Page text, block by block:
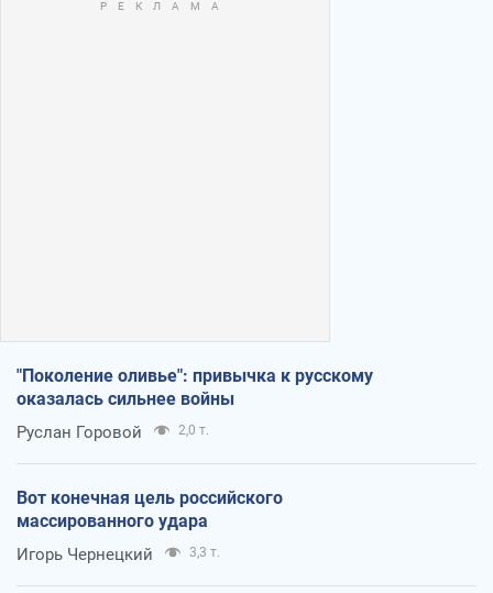
"Поколение оливье": привычка к русскому
оказалась сильнее войны
Руслан Горовой 2,0 т.
Вот конечная цель российского
массированного удара
Игорь Чернецкий 3,3 т.